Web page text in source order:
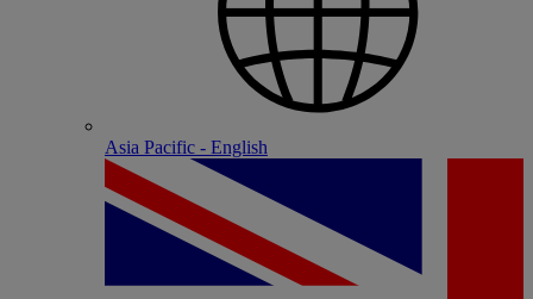
Asia Pacific - English